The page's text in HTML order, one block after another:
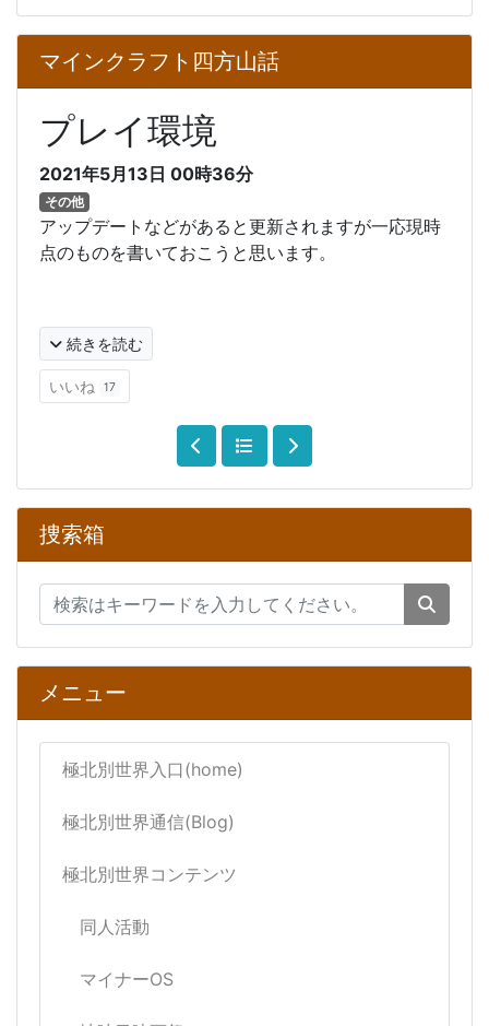
マインクラフト四方山話
プレイ環境
2021年5月13日 00時36分
その他
アップデートなどがあると更新されますが一応現時
点のものを書いておこうと思います。
続きを読む
いいね 17
捜索箱
メニュー
極北別世界入口(home)
極北別世界通信(Blog)
極北別世界コンテンツ
同人活動
マイナーOS